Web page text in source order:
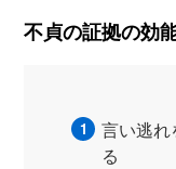
不貞の証拠の効
言い逃れ
る